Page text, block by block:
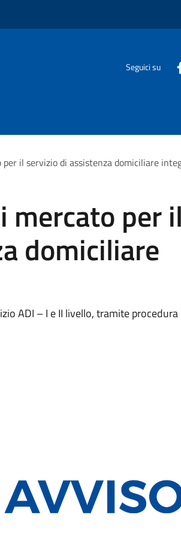
Seguici su
il servizio di assistenza domiciliare
mercato per il
domiciliare
ADI – I e II livello, tramite procedura